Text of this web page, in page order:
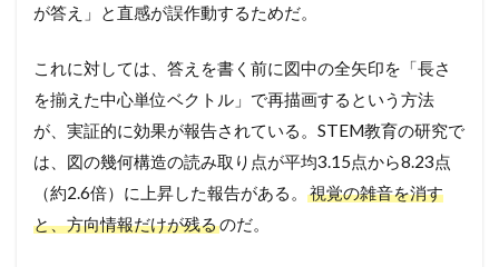
が答え」と直感が誤作動するためだ。
これに対しては、答えを書く前に図中の全矢印を「長さ
を揃えた中心単位ベクトル」で再描画するという方法
が、実証的に効果が報告されている。STEM教育の研究で
は、図の幾何構造の読み取り点が平均3.15点から8.23点
（約2.6倍）に上昇した報告がある。
視覚の雑音を消す
と、方向情報だけが残るのだ。